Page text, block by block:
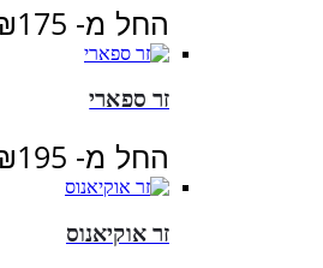
החל מ- 175
זר ספארי
החל מ- 195
זר אוקיאנוס